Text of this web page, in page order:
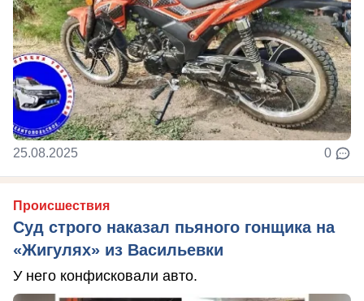
25.08.2025 0
Происшествия
Суд строго наказал пьяного гонщика на
«Жигулях» из Васильевки
У него конфисковали авто.